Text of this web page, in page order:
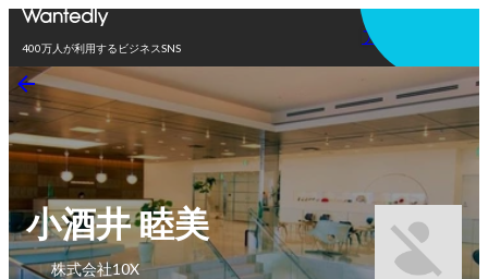
400万人が利用するビジネスSNS
アプリを使う
小酒井 睦美
株式会社10X